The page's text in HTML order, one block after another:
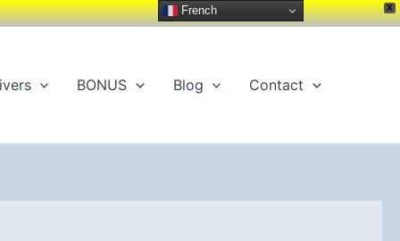
X
BONUS Blog Contact
French